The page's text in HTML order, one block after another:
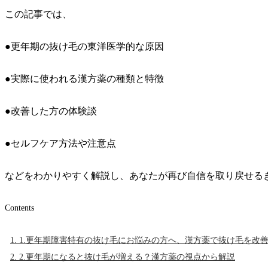
この記事では、
●更年期の抜け毛の東洋医学的な原因
●実際に使われる漢方薬の種類と特徴
●改善した方の体験談
●セルフケア方法や注意点
などをわかりやすく解説し、あなたが再び自信を取り戻せる
Contents
1. 1.更年期障害特有の抜け毛にお悩みの方へ、漢方薬で抜け毛を改善
2. 2.更年期になると抜け毛が増える？漢方薬の視点から解説